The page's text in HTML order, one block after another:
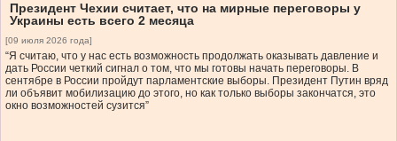
Президент Чехии считает, что на мирные переговоры у
Украины есть всего 2 месяца
[09 июля 2026 года]
“Я считаю, что у нас есть возможность продолжать оказывать давление и
дать России четкий сигнал о том, что мы готовы начать переговоры. В
сентябре в России пройдут парламентские выборы. Президент Путин вряд
ли объявит мобилизацию до этого, но как только выборы закончатся, это
окно возможностей сузится”